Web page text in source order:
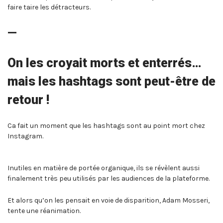
faire taire les détracteurs.
—
On les croyait morts et enterrés…
mais les hashtags sont peut-être de
retour !
Ca fait un moment que les hashtags sont au point mort chez
Instagram.
Inutiles en matière de portée organique, ils se révèlent aussi
finalement très peu utilisés par les audiences de la plateforme.
Et alors qu’on les pensait en voie de disparition, Adam Mosseri,
tente une réanimation.